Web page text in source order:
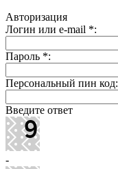
Авторизация
Логин или e-mail *:
Пароль *:
Персональный пин код:
Введите ответ
-